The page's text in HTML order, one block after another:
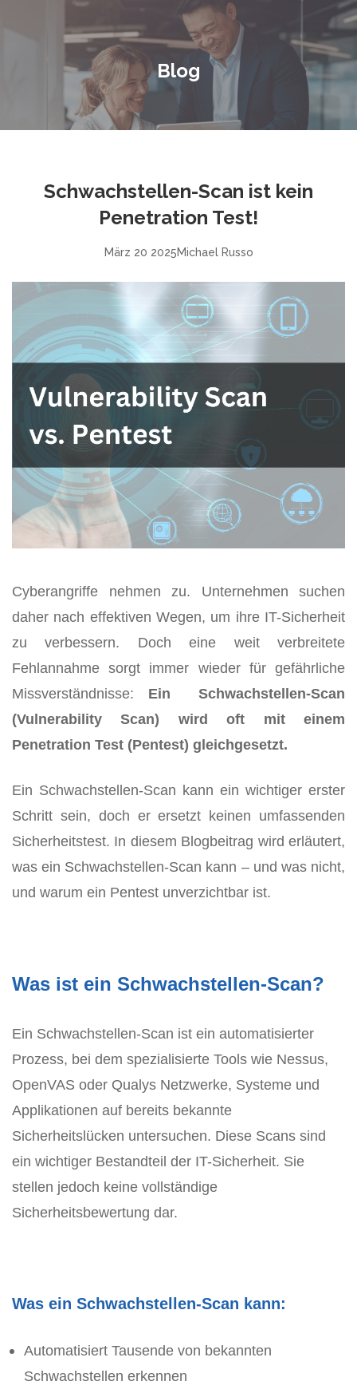
Blog
Schwachstellen-Scan ist kein
Penetration Test!
März 20 2025Michael Russo
Cyberangriffe nehmen zu. Unternehmen suchen
daher nach effektiven Wegen, um ihre IT-Sicherheit
zu verbessern. Doch eine weit verbreitete
Fehlannahme sorgt immer wieder für gefährliche
Missverständnisse: Ein Schwachstellen-Scan
(Vulnerability Scan) wird oft mit einem
Penetration Test (Pentest) gleichgesetzt.
Ein Schwachstellen-Scan kann ein wichtiger erster
Schritt sein, doch er ersetzt keinen umfassenden
Sicherheitstest. In diesem Blogbeitrag wird erläutert,
was ein Schwachstellen-Scan kann – und was nicht,
und warum ein Pentest unverzichtbar ist.
Was ist ein Schwachstellen-Scan?
Ein Schwachstellen-Scan ist ein automatisierter
Prozess, bei dem spezialisierte Tools wie Nessus,
OpenVAS oder Qualys Netzwerke, Systeme und
Applikationen auf bereits bekannte
Sicherheitslücken untersuchen. Diese Scans sind
ein wichtiger Bestandteil der IT-Sicherheit. Sie
stellen jedoch keine vollständige
Sicherheitsbewertung dar.
Was ein Schwachstellen-Scan kann:
Automatisiert Tausende von bekannten
Schwachstellen erkennen